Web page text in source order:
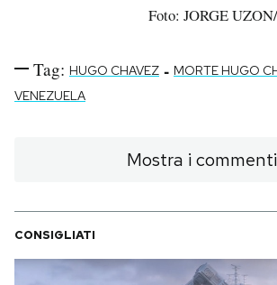
Foto: JORGE
Tag: HUGO CHAVEZ - MORTE HUGO
VENEZUELA
Mostra i commenti
CONSIGLIATI